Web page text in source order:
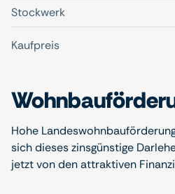
Stockwerk
Kaufpreis
Hohe
sich dieses zinsgünstige
jetzt von den attraktiven